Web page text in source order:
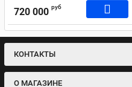
720 000 руб
КОНТАКТЫ
О МАГАЗИНЕ